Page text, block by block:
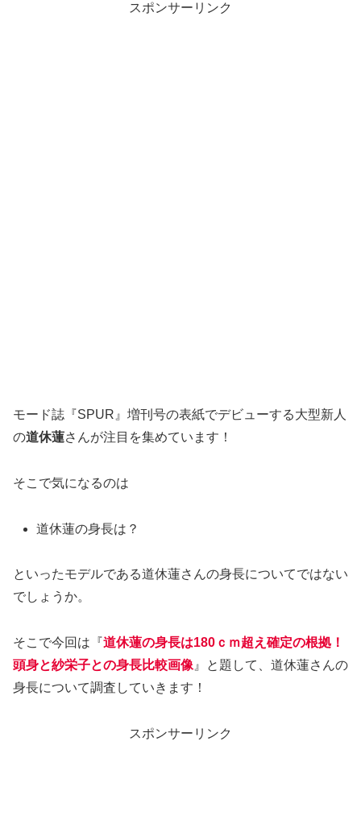
スポンサーリンク
モード誌『SPUR』増刊号の表紙でデビューする大型新人
の道休蓮さんが注目を集めています！
そこで気になるのは
道休蓮の身長は？
といったモデルである道休蓮さんの身長についてではない
でしょうか。
そこで今回は『道休蓮の身長は180ｃｍ超え確定の根拠！
頭身と紗栄子との身長比較画像 』と題して、道休蓮さんの
身長について調査していきます！
スポンサーリンク